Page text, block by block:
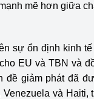
mẽ hơn giữa
sự ổn định kinh
EU và TBN và
đề giảm phát đã
và